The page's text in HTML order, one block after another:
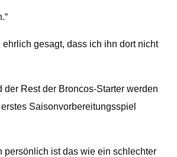
ehrlich gesagt, dass ich ihn dort nicht
der Rest der Broncos-Starter werden
Saisonvorbereitungsspiel
persönlich ist das wie ein schlechter